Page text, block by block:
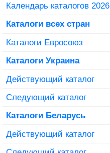
Календарь каталогов 2026
Каталоги всех стран
Каталоги Евросоюз
Каталоги Украина
Действующий каталог
Следующий каталог
Каталоги Беларусь
Действующий каталог